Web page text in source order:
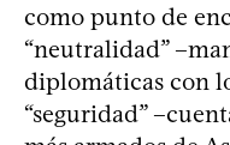
como punto de
“neutralidad”
diplomáticas con
“seguridad”